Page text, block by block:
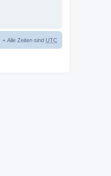
Alle Zeiten sind UTC